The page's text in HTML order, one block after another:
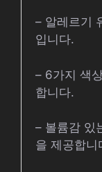
– 알레르기
입니다.
– 6가지 색
합니다.
– 볼륨감 있
을 제공합니